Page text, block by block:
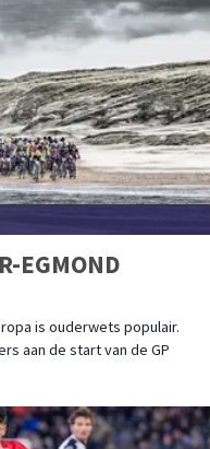
EGMOND
is ouderwets populair.
aan de start van de GP